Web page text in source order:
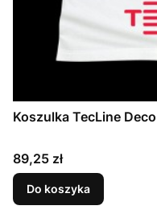
Koszulka TecLine Deco
Cena
89,25 zł
Do koszyka